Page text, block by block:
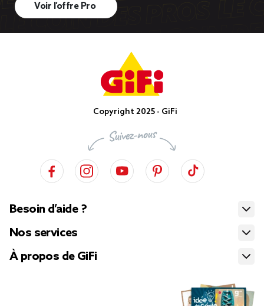
Voir l’offre Pro
Copyright 2025 - GiFi
Besoin d’aide ?
Nos services
À propos de GiFi